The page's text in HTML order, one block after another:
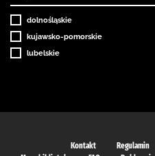
dolnośląskie
kujawsko-pomorskie
lubelskie
Kontakt Regulamin